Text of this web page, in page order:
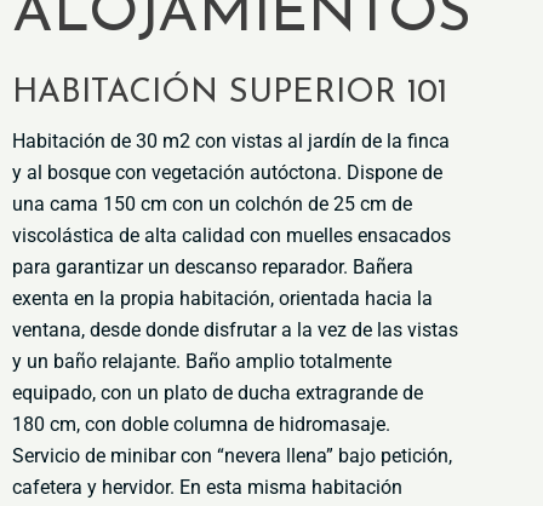
ALOJAMIENTOS
HABITACIÓN SUPERIOR 101
Habitación de 30 m2 con vistas al jardín de la finca
y al bosque con vegetación autóctona. Dispone de
una cama 150 cm con un colchón de 25 cm de
viscolástica de alta calidad con muelles ensacados
para garantizar un descanso reparador. Bañera
exenta en la propia habitación, orientada hacia la
ventana, desde donde disfrutar a la vez de las vistas
y un baño relajante. Baño amplio totalmente
equipado, con un plato de ducha extragrande de
180 cm, con doble columna de hidromasaje.
Servicio de minibar con “nevera llena” bajo petición,
cafetera y hervidor. En esta misma habitación